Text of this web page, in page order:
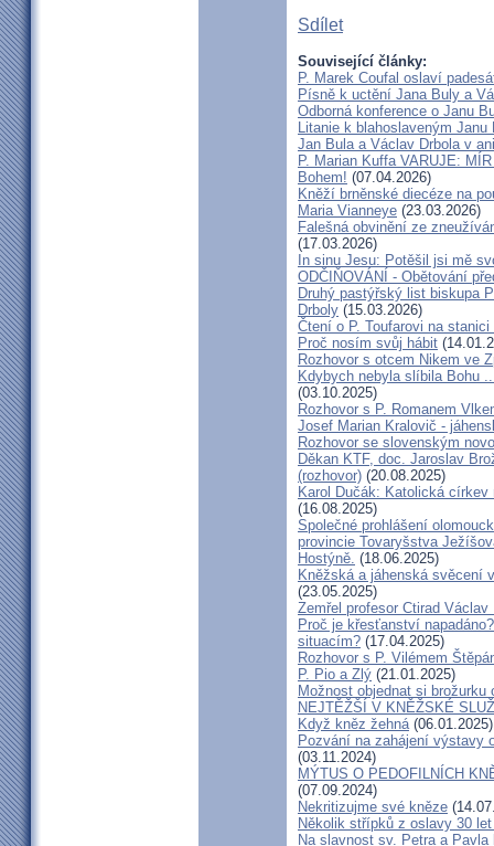
Sdílet
Související články:
P. Marek Coufal oslaví
Písně k uctění Jana Buly a
Odborná konference o Janu
Litanie k blahoslaveným
Jan Bula a Václav Drbola v
P. Marian Kuffa VARUJE:
Bohem! (07.04.2026)
Kněží brněnské diecéze na
Maria Vianneye (23.03.2026)
Falešná obvinění ze
(17.03.2026)
In sinu Jesu: Potěšil jsi mě
ODČIŇOVÁNÍ - Obětování
Druhý pastýřský list biskupa
Drboly (15.03.2026)
Čtení o P. Toufarovi na stanici
Proč nosím svůj hábit
Rozhovor s otcem Nikem ve
Kdybych nebyla slíbila Bohu
(03.10.2025)
Rozhovor s P. Romanem
Josef Marian Kralovič -
Rozhovor se slovenským
Děkan KTF, doc. Jaroslav
(rozhovor) (20.08.2025)
Karol Dučák: Katolická
(16.08.2025)
Společné prohlášení
provincie Tovaryšstva
Hostýně. (18.06.2025)
Kněžská a jáhenská svěcení
(23.05.2025)
Zemřel profesor Ctirad
Proč je křesťanství
situacím? (17.04.2025)
Rozhovor s P. Vilémem
P. Pio a Zlý (21.01.2025)
Možnost objednat si
NEJTĚŽŠÍ V KNĚŽSKÉ
Když kněz žehná(06.01.2025)
Pozvání na zahájení výstavy
(03.11.2024)
MÝTUS O PEDOFILNÍCH
(07.09.2024)
Nekritizujme své kněze
Několik střípků z oslavy 30
Na slavnost sv. Petra a